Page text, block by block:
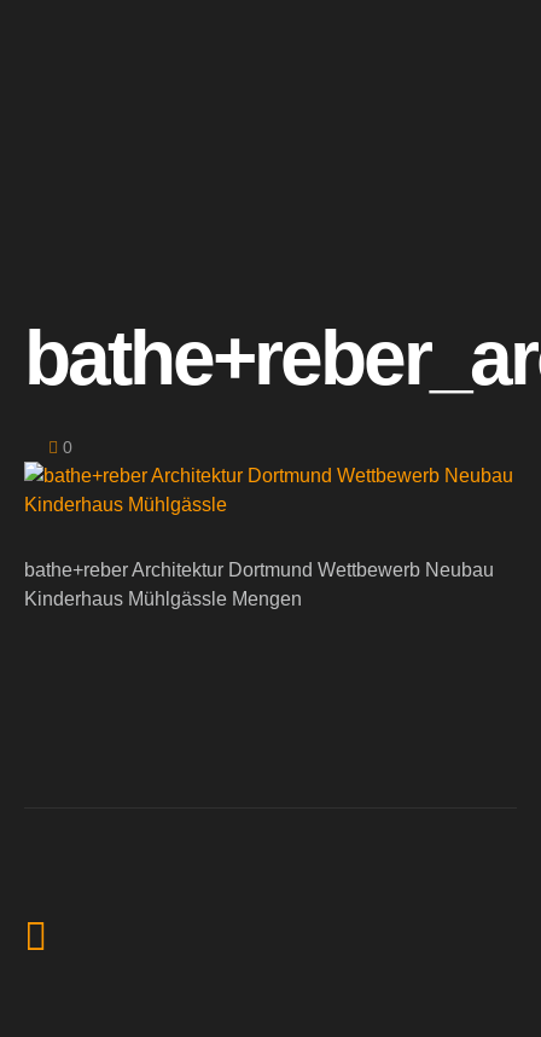
0
bathe+reber Architektur Dortmund Wettbewerb Neubau
Kinderhaus Mühlgässle Mengen